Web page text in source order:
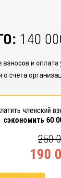
140
взносов и оплата
счета
членский
сэкономить 60
250
190